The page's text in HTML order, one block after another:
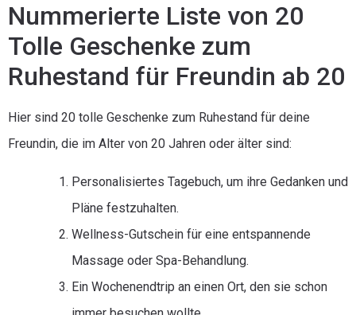
Nummerierte Liste von 20
Tolle Geschenke zum
Ruhestand für Freundin ab 20
Hier sind 20 tolle Geschenke zum Ruhestand für deine
Freundin, die im Alter von 20 Jahren oder älter sind:
Personalisiertes Tagebuch, um ihre Gedanken und
Pläne festzuhalten.
Wellness-Gutschein für eine entspannende
Massage oder Spa-Behandlung.
Ein Wochenendtrip an einen Ort, den sie schon